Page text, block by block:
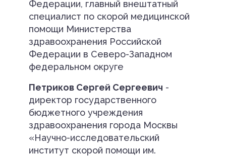
Федерации, главный внештатный
специалист по скорой медицинской
помощи Министерства
здравоохранения Российской
Федерации в Северо-Западном
федеральном округе
Петриков Сергей Сергеевич -
директор государственного
бюджетного учреждения
здравоохранения города Москвы
«Научно-исследовательский
институт скорой помощи им.